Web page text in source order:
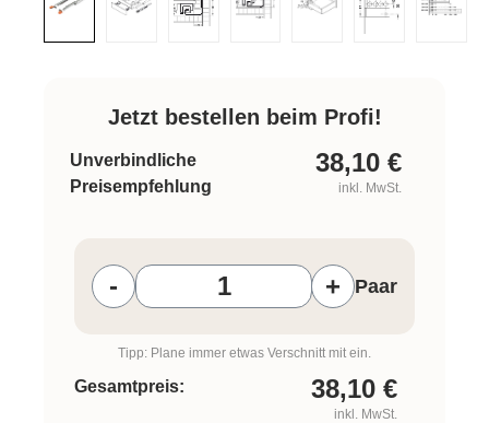
Jetzt bestellen beim Profi!
Unverbindliche
Preisempfehlung
38,10 €
inkl. MwSt.
- + Paar
Tipp: Plane immer etwas Verschnitt mit ein.
Gesamtpreis: 38,10 €
inkl. MwSt.